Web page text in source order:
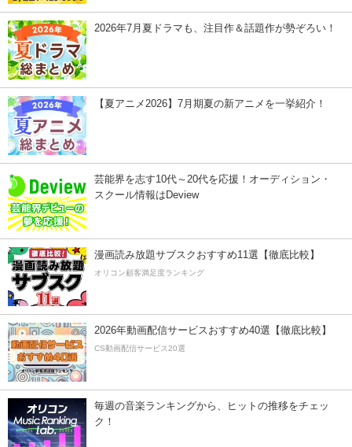
2026年7月夏ドラマも、注目作＆話題作が勢ぞろい！
【夏アニメ2026】7月期夏の新アニメを一挙紹介！
芸能界を志す10代～20代を応援！オーディション・
スクール情報はDeview
漫画読み放題サブスクおすすめ11選【徹底比較】
オリコン顧客満足度ランキング
2026年動画配信サービスおすすめ40選【徹底比較】
CS動画配信サービス20選
毎週の音楽ランキングから、ヒットの推移をチェッ
ク！